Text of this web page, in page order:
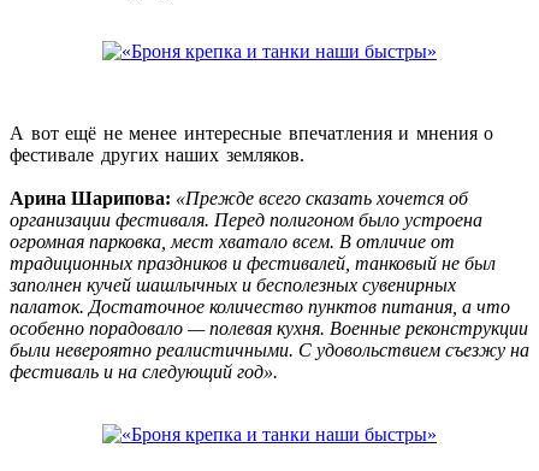
А вот ещё не менее интересные впечатления и мнения о
фестивале других наших земляков.
Арина Шарипова: «Прежде всего сказать хочется об
организации фестиваля. Перед полигоном было устроена
огромная парковка, мест хватало всем. В отличие от
традиционных праздников и фестивалей, танковый не был
заполнен кучей шашлычных и бесполезных сувенирных
палаток. Достаточное количество пунктов питания, а что
особенно порадовало — полевая кухня. Военные реконструкции
были невероятно реалистичными. С удовольствием съезжу на
фестиваль и на следующий год».